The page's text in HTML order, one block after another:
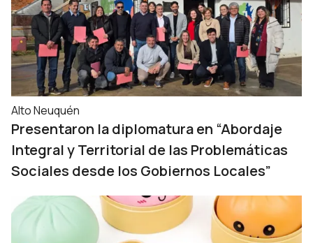
Alto Neuquén
Presentaron la diplomatura en “Abordaje
Integral y Territorial de las Problemáticas
Sociales desde los Gobiernos Locales”